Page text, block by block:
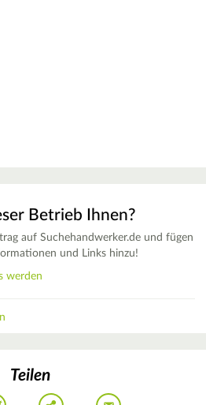
Betrieb Ihnen?
auf Suchehandwerker.de und fügen
und Links hinzu!
werden
Teilen